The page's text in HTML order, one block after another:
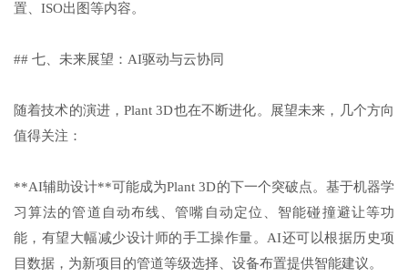
置、ISO出图等内容。
## 七、未来展望：AI驱动与云协同
随着技术的演进，Plant 3D也在不断进化。展望未来，几个方向
值得关注：
**AI辅助设计**可能成为Plant 3D的下一个突破点。基于机器学
习算法的管道自动布线、管嘴自动定位、智能碰撞避让等功
能，有望大幅减少设计师的手工操作量。AI还可以根据历史项
目数据，为新项目的管道等级选择、设备布置提供智能建议。